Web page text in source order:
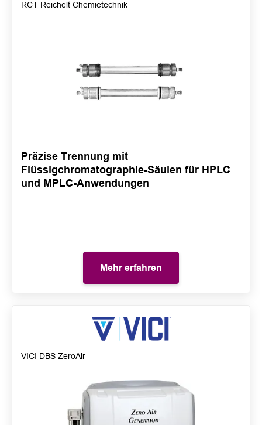
RCT Reichelt Chemietechnik
Präzise Trennung mit
Flüssigchromatographie-Säulen für HPLC
und MPLC-Anwendungen
Mehr erfahren
VICI DBS ZeroAir